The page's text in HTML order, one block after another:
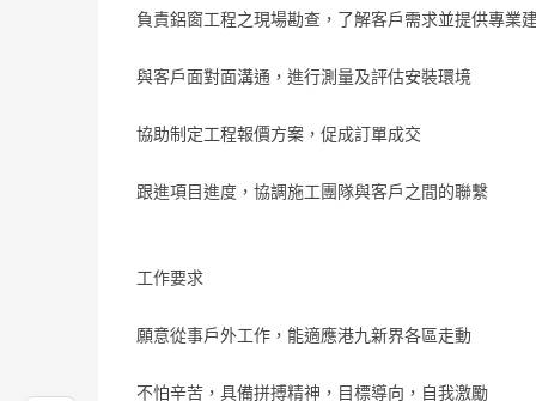
負責鋁窗工程之現場勘查，了解客戶需求並提供專業
與客戶面對面溝通，進行測量及評估安裝環境
協助制定工程報價方案，促成訂單成交
跟進項目進度，協調施工團隊與客戶之間的聯繫
工作要求
願意從事戶外工作，能適應港九新界各區走動
不怕辛苦，具備拼搏精神，目標導向，自我激勵